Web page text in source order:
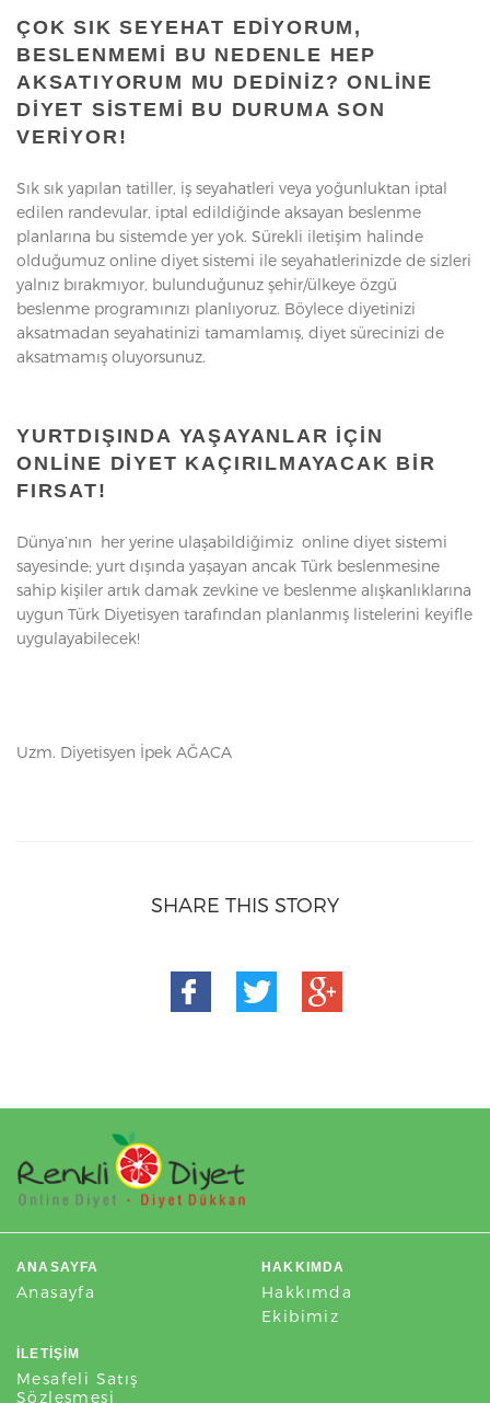
ÇOK SIK SEYEHAT EDIYORUM,
BESLENMEMI BU NEDENLE HEP
AKSATIYORUM MU DEDINIZ? ONLINE
DIYET SISTEMI BU DURUMA SON
VERIYOR!
Sık sık yapılan tatiller, iş seyahatleri veya yoğunluktan iptal
edilen randevular, iptal edildiğinde aksayan beslenme
planlarına bu sistemde yer yok. Sürekli iletişim halinde
olduğumuz online diyet sistemi ile seyahatlerinizde de sizleri
yalnız bırakmıyor, bulunduğunuz şehir/ülkeye özgü
beslenme programınızı planlıyoruz. Böylece diyetinizi
aksatmadan seyahatinizi tamamlamış, diyet sürecinizi de
aksatmamış oluyorsunuz.
YURTDIŞINDA YAŞAYANLAR IÇIN
ONLINE DIYET KAÇIRILMAYACAK BIR
FIRSAT!
Dünya’nın her yerine ulaşabildiğimiz online diyet sistemi
sayesinde; yurt dışında yaşayan ancak Türk beslenmesine
sahip kişiler artık damak zevkine ve beslenme alışkanlıklarına
uygun Türk Diyetisyen tarafından planlanmış listelerini keyifle
uygulayabilecek!
Uzm. Diyetisyen İpek AĞACA
SHARE THIS STORY
ANASAYFA
Anasayfa
HAKKIMDA
Hakkımda
Ekibimiz
İLETIŞIM
Mesafeli Satış
Sözleşmesi